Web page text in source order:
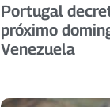
Portugal
próximo
Venezuela